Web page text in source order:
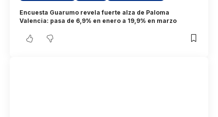
Encuesta Guarumo revela fuerte alza de Paloma
Valencia: pasa de 6,9% en enero a 19,9% en marzo